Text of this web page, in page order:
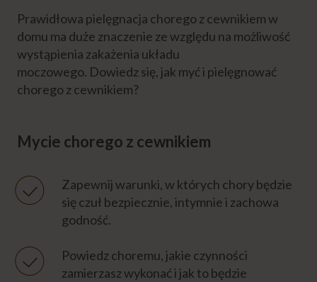
Formalności
Emocje
Napisz do nas
Prawidłowa pielęgnacja chorego z cewnikiem w
domu ma duże znaczenie ze względu na możliwość
wystąpienia zakażenia układu
moczowego. Dowiedz się, jak myć i pielęgnować
chorego z cewnikiem?
Mycie chorego z cewnikiem
Zapewnij warunki, w których chory będzie
się czuł bezpiecznie, intymnie i zachowa
godność.
Powiedz choremu, jakie czynności
zamierzasz wykonać i jak to będzie